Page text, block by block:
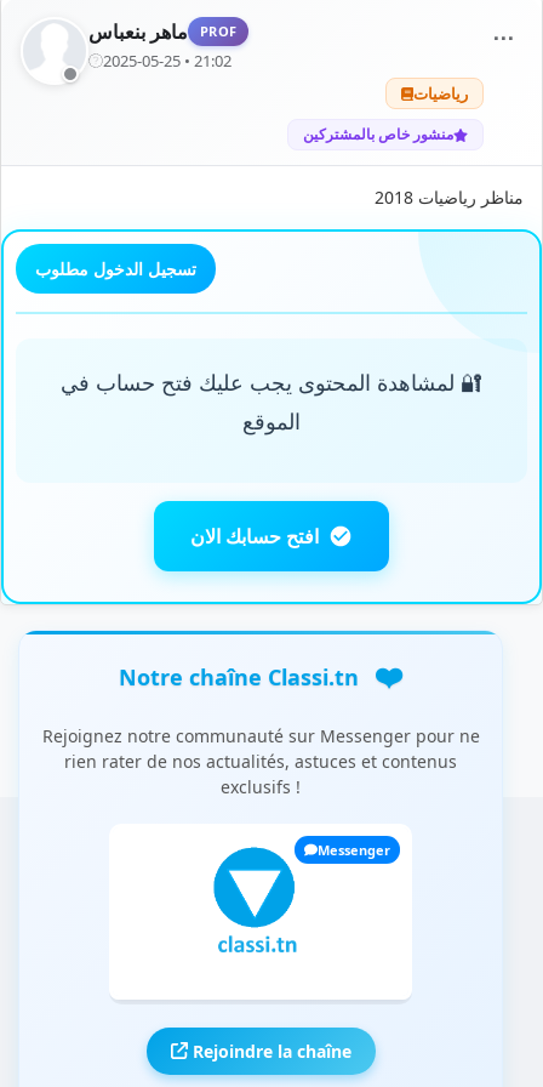
ماهر بنعباس PROF
2025-05-25 • 21:02
رياضيات
منشور خاص بالمشتركين
⋯
مناظر رياضيات 2018
تسجيل الدخول مطلوب
🔐 لمشاهدة المحتوى يجب عليك فتح حساب في
الموقع
افتح حسابك الان
Notre chaîne Classi.tn ❤️
Rejoignez notre communauté sur Messenger pour ne
rien rater de nos actualités, astuces et contenus
exclusifs !
Messenger
Rejoindre la chaîne